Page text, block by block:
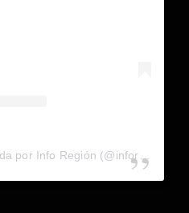
Una publicación compartida por Info Región (@inforegion_redes)